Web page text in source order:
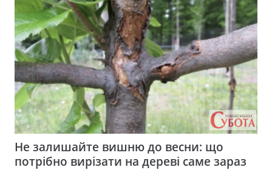
Не залишайте вишню до весни: що
потрібно вирізати на дереві саме зараз